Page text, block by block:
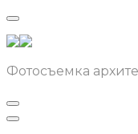
Фотосъемка